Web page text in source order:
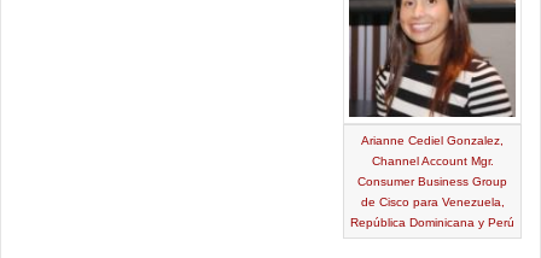
Arianne Cediel Gonzalez,
Channel Account Mgr.
Consumer Business Group
de Cisco para Venezuela,
República Dominicana y Perú